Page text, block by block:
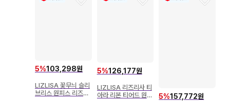
5%103,298원
LIZLISA 꽃무늬 슬리
브리스 원피스 리즈리
5%126,177원
LIZLISA 리즈리사 티
아라 리본 티어드 원피
5%157,772원